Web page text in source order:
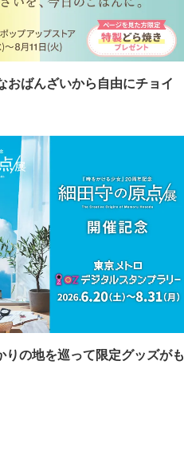
おばんざいから自由にチョイ
りの地を巡って限定グッズがも